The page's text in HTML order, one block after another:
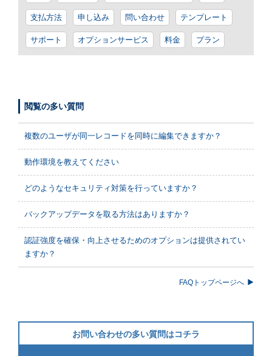
支払方法 申し込み 問い合わせ テンプレート
サポート オプションサービス 料金 プラン
閲覧の多い質問
複数のユーザが同一レコードを同時に編集できますか？
動作環境を教えてください
どのようなセキュリティ対策を行っていますか？
バックアップデータを取る方法はありますか？
認証強度を確保・向上させるためのオプションは提供されてい
ますか？
FAQトップページへ
お問い合わせの多い質問はコチラ